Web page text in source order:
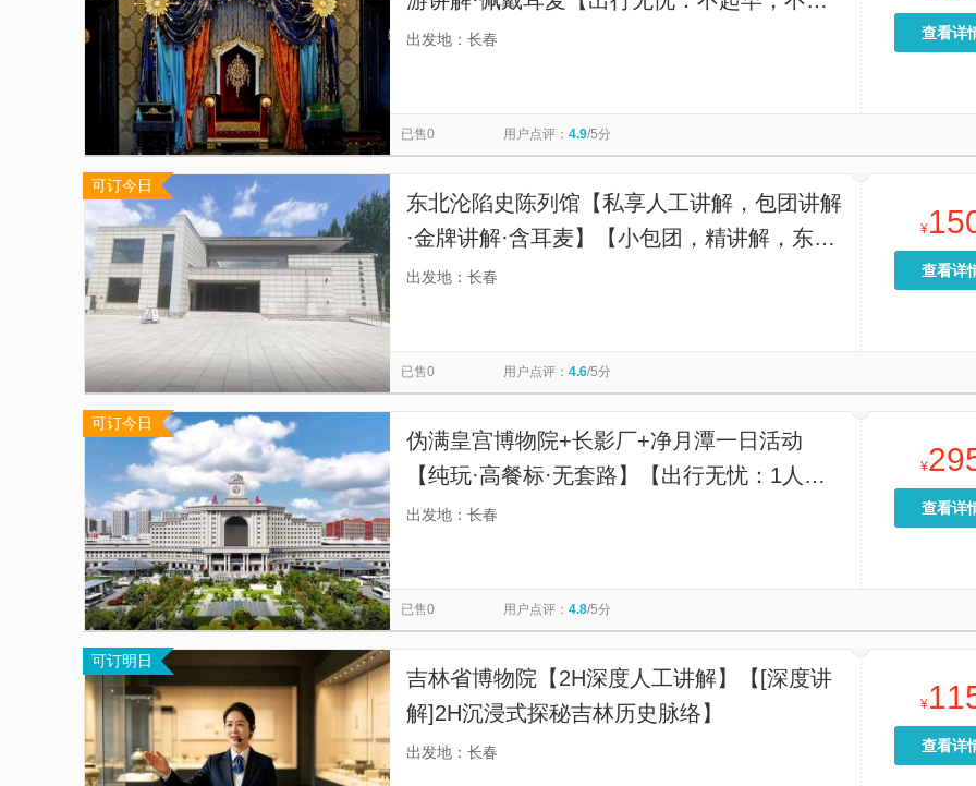
黑，精品团，中高级导游带队，保证品质。】
出发地：长春 查看详
已售0 用户点评： 4.9/5分
可订今日
东北沦陷史陈列馆【私享人工讲解，包团讲解
·金牌讲解·含耳麦】【小包团，精讲解，东北
沦陷史研学精讲！】
出发地：长春
¥
查看详
已售0 用户点评： 4.6/5分
可订今日
伪满皇宫博物院+长影厂+净月潭一日活动
【纯玩·高餐标·无套路】【出行无忧：1人
起，天天发团，不起早，不贪黑，适合全家出
出发地：长春
¥
查看详
已售0 用户点评： 4.8/5分
可订明日
吉林省博物院【2H深度人工讲解】【[深度讲
解]2H沉浸式探秘吉林历史脉络】
出发地：长春
¥
查看详